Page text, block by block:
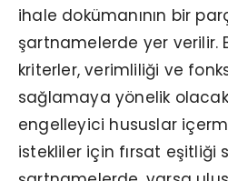
ihale dokümanının bir
şartnamelerde yer verilir.
kriterler, verimliliği ve
sağlamaya yönelik
engelleyici hususlar
istekliler için fırsat eşitliği